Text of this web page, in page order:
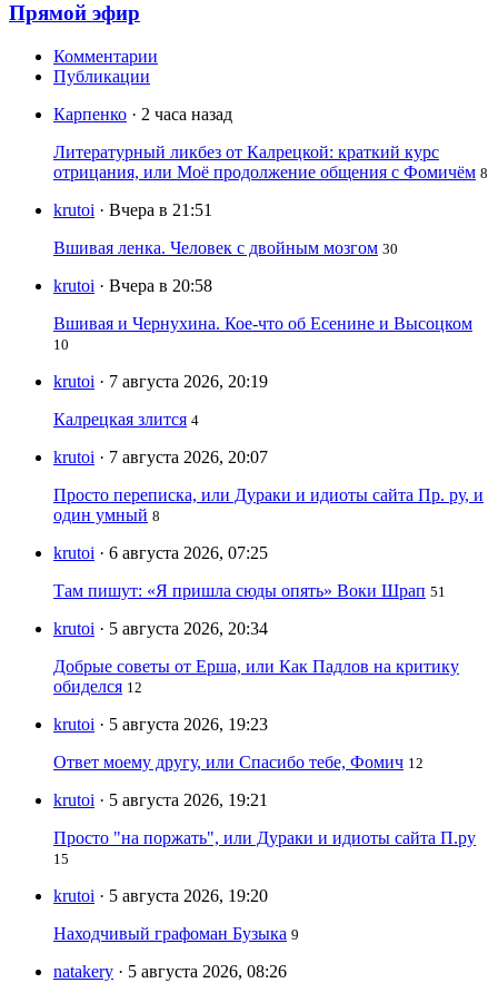
Прямой эфир
Комментарии
Публикации
Карпенко · 2 часа назад
Литературный ликбез от Калрецкой: краткий курс
отрицания, или Моё продолжение общения с Фомичём 8
krutoi · Вчера в 21:51
Вшивая ленка. Человек с двойным мозгом 30
krutoi · Вчера в 20:58
Вшивая и Чернухина. Кое-что об Есенине и Высоцком
10
krutoi · 7 августа 2026, 20:19
Калрецкая злится 4
krutoi · 7 августа 2026, 20:07
Просто переписка, или Дураки и идиоты сайта Пр. ру, и
один умный 8
krutoi · 6 августа 2026, 07:25
Там пишут: «Я пришла сюды опять» Воки Шрап 51
krutoi · 5 августа 2026, 20:34
Добрые советы от Ерша, или Как Падлов на критику
обиделся 12
krutoi · 5 августа 2026, 19:23
Ответ моему другу, или Спасибо тебе, Фомич 12
krutoi · 5 августа 2026, 19:21
Просто "на поржать", или Дураки и идиоты сайта П.ру
15
krutoi · 5 августа 2026, 19:20
Находчивый графоман Бузыка 9
natakery · 5 августа 2026, 08:26